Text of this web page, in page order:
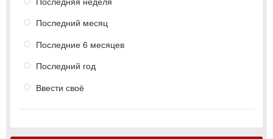
Последний месяц
Последние 6 месяцев
Последний год
Ввести своё